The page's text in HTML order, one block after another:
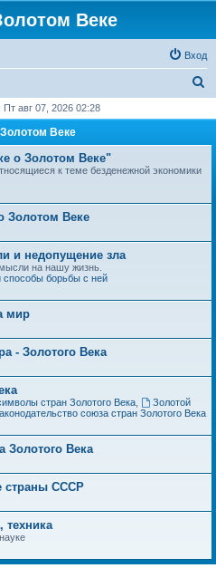
Веке
Вход
с
авг 07, 2026 02:28
Веке
о Золотом Веке"
к теме безденежной экономики
Золотом Веке
и недопущение зла
на нашу жизнь.
способы борьбы с ней
мир
- Золотого Века
стран Золотого Века,
Золотой
союза стран Золотого Века
Золотого Века
страны СССР
техника